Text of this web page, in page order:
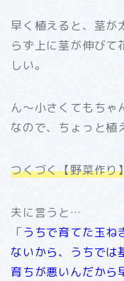
早く植えると、茎が
らず上に茎が伸びて
しい。
ん～小さくてもちゃ
なので、ちょっと植
つくづく【野菜作り
夫に言うと…
「うちで育てた玉ね
ないから、うちでは
育ちが悪いんだから